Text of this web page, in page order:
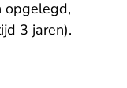
opgelegd,
3 jaren).